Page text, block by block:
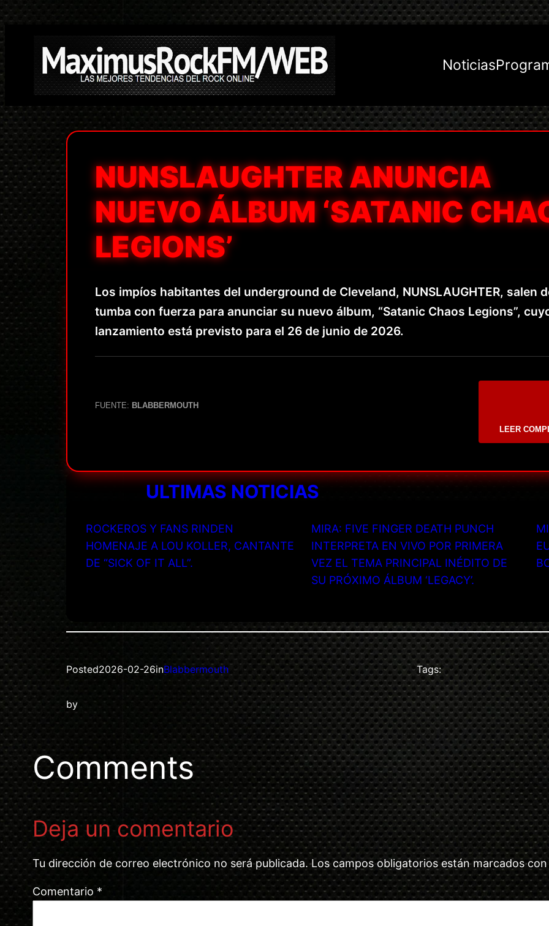
Saltar
contenido
Noticias
NUNSLAUGHTER ANUNCIA
NUEVO ÁLBUM ‘SATANIC
LEGIONS’
Los impíos habitantes del underground de Cleveland, NUNSLAUGHTER, salen
tumba con fuerza para anunciar su nuevo álbum, “Satanic Chaos Legions”,
lanzamiento está previsto para el 26 de junio de 2026.
FUENTE: BLABBERMOUTH
LEER
ULTIMAS NOTICIAS
ROCKEROS Y FANS RINDEN
HOMENAJE A LOU KOLLER, CANTANTE
DE “SICK OF IT ALL”.
MIRA: FIVE FINGER DEATH PUNCH
INTERPRETA EN VIVO POR PRIMERA
VEZ EL TEMA PRINCIPAL INÉDITO DE
SU PRÓXIMO ÁLBUM ‘LEGACY’.
Posted2026-02-26inBlabbermouth
by
Tags:
Comments
Deja un comentario
Tu dirección de correo electrónico no será publicada. Los campos obligatorios están marcados
Comentario *